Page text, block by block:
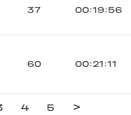
37 00:19:56
60 00:21:11
4 5 >